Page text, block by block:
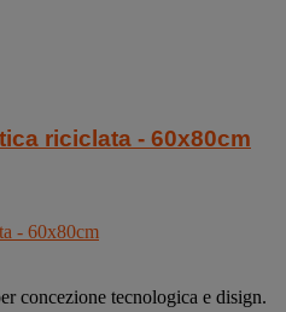
riciclata - 60x80cm
- 60x80cm
concezione tecnologica e disign.